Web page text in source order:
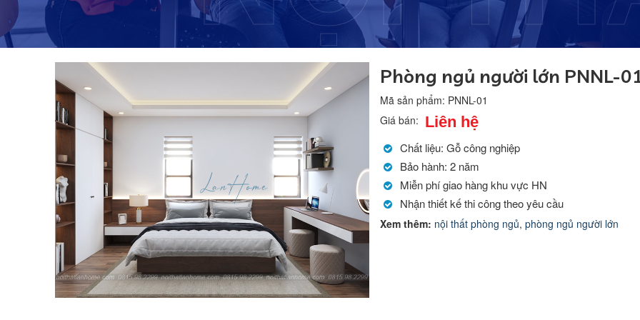
Phòng ngủ người lớn PNNL-
Mã sản phẩm: PNNL-01
Giá bán: Liên hệ
Chất liệu: Gỗ công nghiệp
Bảo hành: 2 năm
Miễn phí giao hàng khu vực HN
Nhận thiết kế thi công theo yêu cầu
Xem thêm: nội thất phòng ngủ, phòng ngủ người lớn